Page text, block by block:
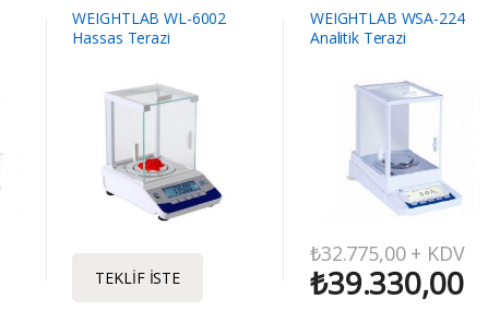
WEIGHTLAB WL-6002
Hassas Terazi
TEKLIF İSTE
WEIGHTLAB WSA-224
Analitik Terazi
₺32.775,00+ KDV
₺39.330,00